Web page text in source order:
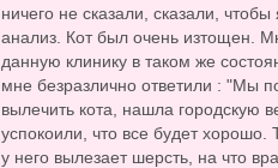
ничего не сказали, сказали,
анализ. Кот был очень изтощен.
данную клинику в таком же
мне безразлично ответили : "Мы
вылечить кота, нашла городскую
успокоили, что все будет хорошо.
у него вылезает шерсть, на что